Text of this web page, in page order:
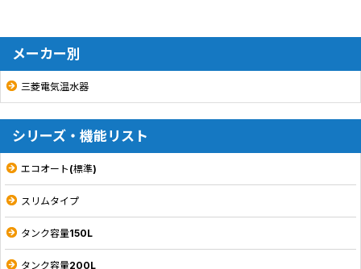
メーカー別
三菱電気温水器
シリーズ・機能リスト
エコオート(標準)
スリムタイプ
タンク容量150L
タンク容量200L